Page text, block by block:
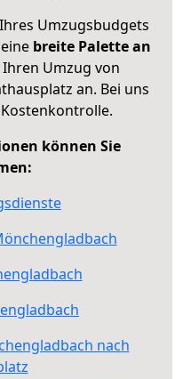
Umzugsbudgets
breite Palette an
Umzug von
an. Bei uns
können Sie
nach